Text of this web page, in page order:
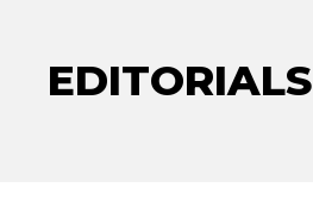
EDITORIALS